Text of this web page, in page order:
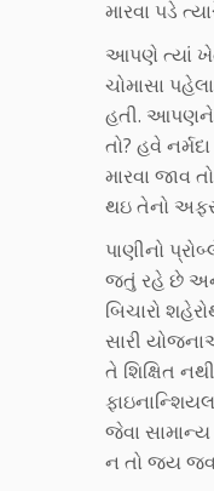
મારવા પડે
આપણે ત્યાં
ચોમાસા
હતી. આપણને
તો? હવે
મારવા જાવ
થઇ તેનો
પાણીનો
જતું રહે છે અને
બિચારો
સારી
તે શિક્ષિત
જેવા
ન તો જય